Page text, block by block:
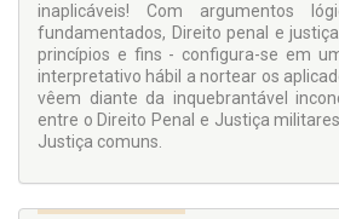
inaplicáveis! Com argumentos
fundamentados, Direito penal e
princípios e fins - configura-se em
interpretativo hábil a nortear os
vêem diante da inquebrantável
entre o Direito Penal e Justiça
Justiça comuns.